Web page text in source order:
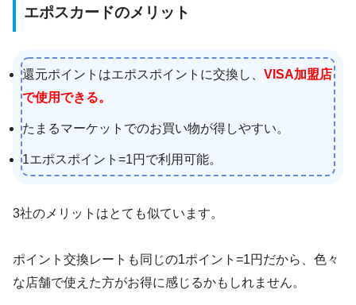
エポスカードのメリット
還元ポイントはエポスポイントに交換し、 VISA加盟店
で使用できる。
たまるマーケットでのお買い物が得しやすい。
1エポスポイント=1円で利用可能。
3社のメリットはとても似ています。
ポイント交換レートも同じの1ポイント=1円だから、色々
な店舗で使えた方がお得に感じるかもしれません。